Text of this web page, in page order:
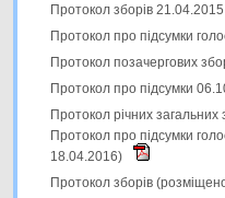
Протокол зборів
Протокол про підсумки
Протокол позачергових
Протокол про підсумки
Протокол річних
Протокол про підсумки
18.04.2016)
Протокол зборів